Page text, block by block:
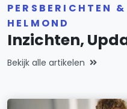
PERSBERICHTEN
HELMOND
Inzichten,
Bekijk alle artikelen